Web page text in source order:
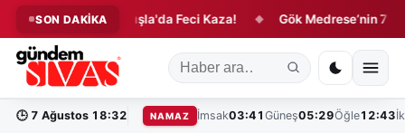
SON DAKİKA
◆ Şarkışla'da Feci Kaza! ◆ Gök Medrese’nin 755
🕒 7 Ağustos 18:32 NAMAZ İmsak03:41 Güneş05:29Öğle12:43